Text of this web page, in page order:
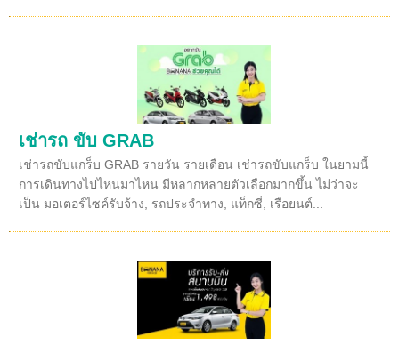
เช่ารถ ขับ GRAB
เช่ารถขับแกร็บ GRAB รายวัน รายเดือน เช่ารถขับแกร็บ ในยามนี้
การเดินทางไปไหนมาไหน มีหลากหลายตัวเลือกมากขึ้น ไม่ว่าจะ
เป็น มอเตอร์ไซค์รับจ้าง, รถประจำทาง, แท็กซี่, เรือยนต์...